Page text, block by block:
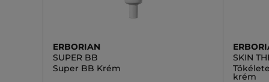
ERBORIAN
SUPER BB
Super BB Krém
SKIN
krém